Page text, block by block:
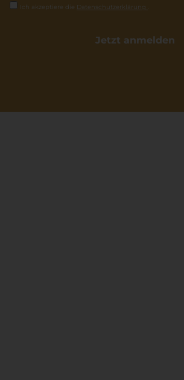
Ich akzeptiere die Datenschutzerklärung